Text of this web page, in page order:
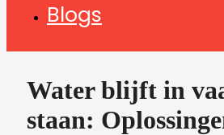
Blogs
Water blijft in
staan: